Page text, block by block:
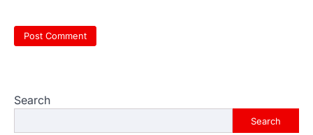
Search
Search